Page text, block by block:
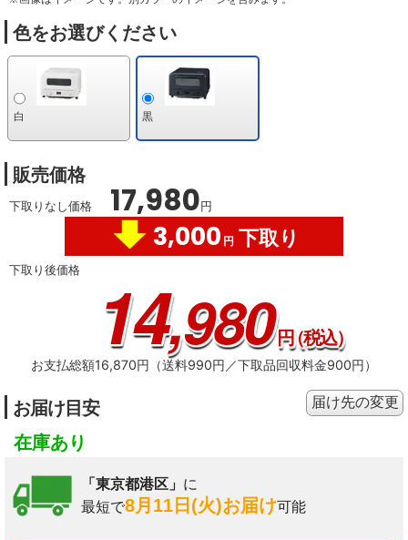
色をお選びください
白 黒
販売価格
下取りなし価格 17,980円
3,000 円 下取り
下取り後価格 14,980円（税込）
お支払総額16,870円（送料990円／下取品回収料金900円）
お届け目安
在庫あり
「東京都港区」 に
最短で8月11日(火)お届け可能
届け先の変更